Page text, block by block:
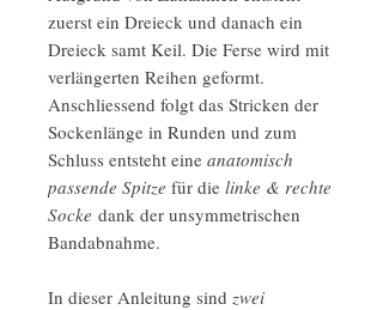
zuerst ein Dreieck und danach ein
Dreieck samt Keil. Die Ferse wird mit
verlängerten Reihen geformt.
Anschliessend folgt das Stricken der
Sockenlänge in Runden und zum
Schluss entsteht eine anatomisch
passende Spitze für die linke & rechte
Socke dank der unsymmetrischen
Bandabnahme.
In dieser Anleitung sind zwei